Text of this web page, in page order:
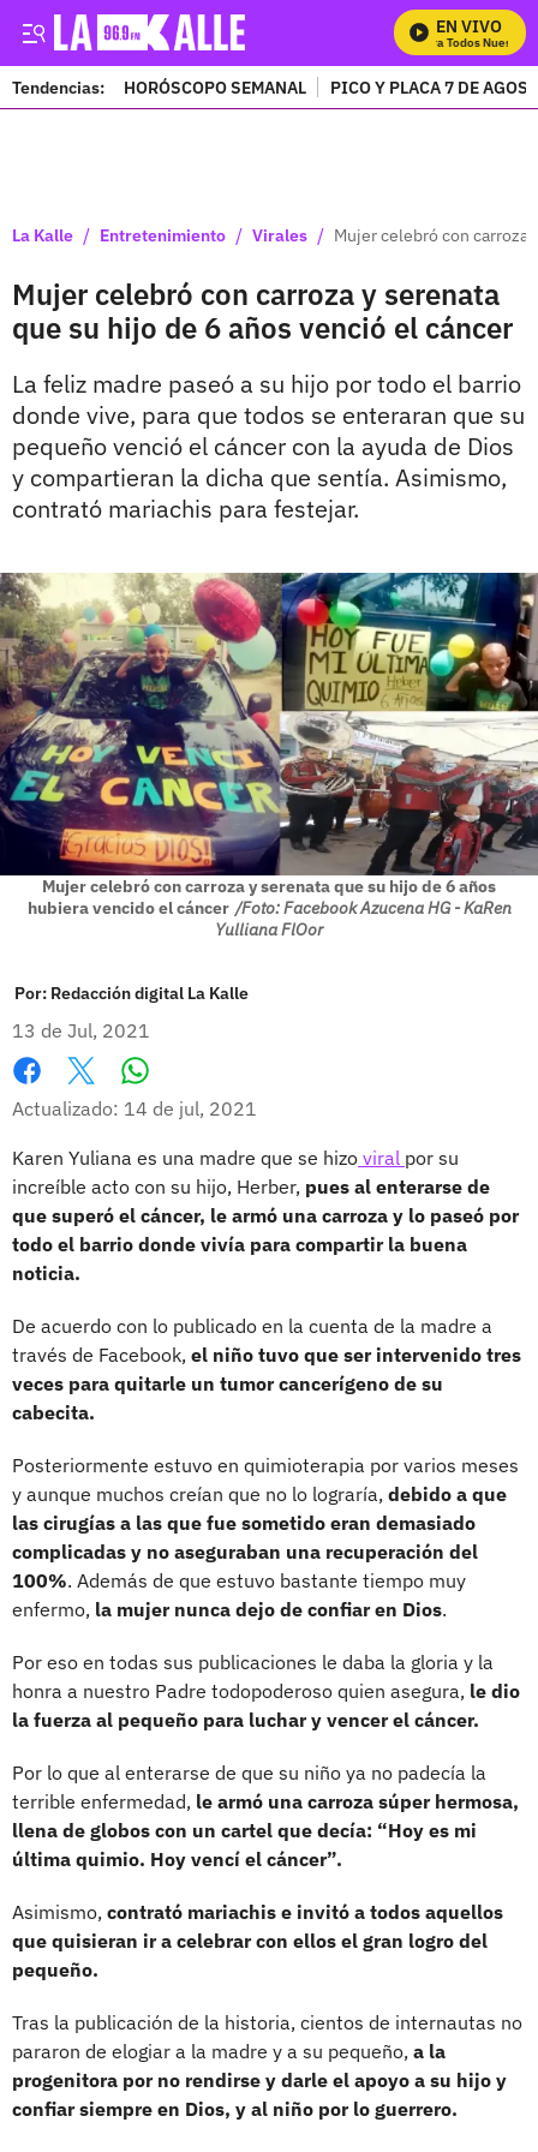
EN VIVO
Mira Todos Nuestros
Tendencias: HORÓSCOPO SEMANAL PICO Y PLACA 7 DE
La Kalle / Entretenimiento / Virales / Mujer celebró con carroza
Mujer celebró con carroza y serenata
que su hijo de 6 años venció el cáncer
La feliz madre paseó a su hijo por todo el barrio
donde vive, para que todos se enteraran que su
pequeño venció el cáncer con la ayuda de Dios
y compartieran la dicha que sentía. Asimismo,
contrató mariachis para festejar.
Mujer celebró con carroza y serenata que su hijo de 6 años
hubiera vencido el cáncer /Foto: Facebook Azucena HG - KaRen
Yulliana FlOor
Por: Redacción digital La Kalle
13 de Jul, 2021
Facebook
X
Actualizado: 14 de jul, 2021
Karen Yuliana es una madre que se hizo viral por su
increíble acto con su hijo, Herber, pues al enterarse de
que superó el cáncer, le armó una carroza y lo paseó por
todo el barrio donde vivía para compartir la buena
noticia.
De acuerdo con lo publicado en la cuenta de la madre a
través de Facebook, el niño tuvo que ser intervenido tres
veces para quitarle un tumor cancerígeno de su
cabecita.
Posteriormente estuvo en quimioterapia por varios meses
y aunque muchos creían que no lo lograría, debido a que
las cirugías a las que fue sometido eran demasiado
complicadas y no aseguraban una recuperación del
100%. Además de que estuvo bastante tiempo muy
enfermo, la mujer nunca dejo de confiar en Dios.
Por eso en todas sus publicaciones le daba la gloria y la
honra a nuestro Padre todopoderoso quien asegura, le dio
la fuerza al pequeño para luchar y vencer el cáncer.
Por lo que al enterarse de que su niño ya no padecía la
terrible enfermedad, le armó una carroza súper hermosa,
llena de globos con un cartel que decía: “Hoy es mi
última quimio. Hoy vencí el cáncer”.
Asimismo, contrató mariachis e invitó a todos aquellos
que quisieran ir a celebrar con ellos el gran logro del
pequeño.
Tras la publicación de la historia, cientos de internautas no
pararon de elogiar a la madre y a su pequeño, a la
progenitora por no rendirse y darle el apoyo a su hijo y
confiar siempre en Dios, y al niño por lo guerrero.